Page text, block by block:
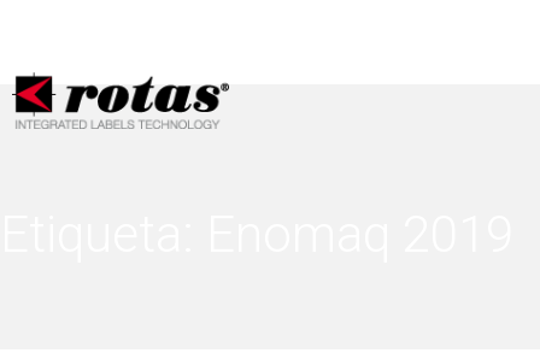
Aviso en el momento de la recogida